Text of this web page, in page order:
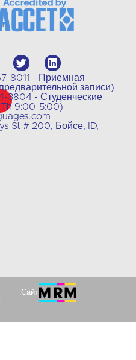
8011 - Приемная
записи)
3804 - Студенческие
9:00-5:00)
St # 200, Бойсе, ID,
Сайт